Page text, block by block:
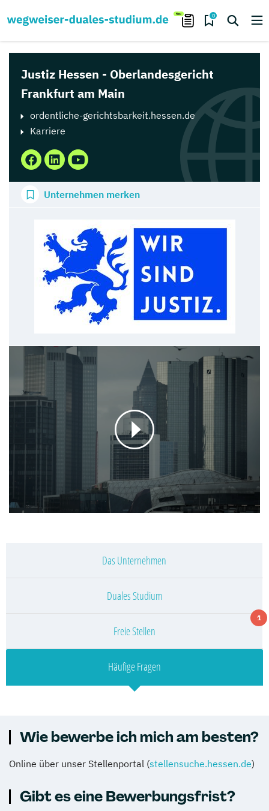
0
Justiz Hessen - Oberlandesgericht
Frankfurt am Main
ordentliche-gerichtsbarkeit.hessen.de
Karriere
Unternehmen merken
Das Unternehmen
Duales Studium
1
Freie Stellen
Häufige Fragen
Wie bewerbe ich mich am besten?
Online über unser Stellenportal (stellensuche.hessen.de)
Gibt es eine Bewerbungsfrist?